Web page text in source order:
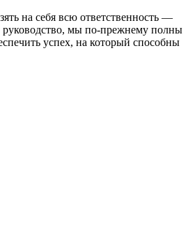
на себя всю ответственность —
руководство, мы по-прежнему полны
успех, на который способны